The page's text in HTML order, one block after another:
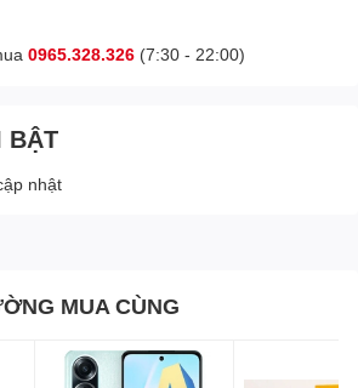
0965.328.326(7:30 - 22:00)
BẬT
nhật
MUA CÙNG